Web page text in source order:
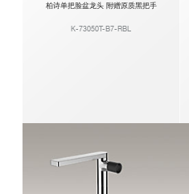
柏诗单把脸盆龙头 附赠原质黑把手
K-73050T-B7-RBL